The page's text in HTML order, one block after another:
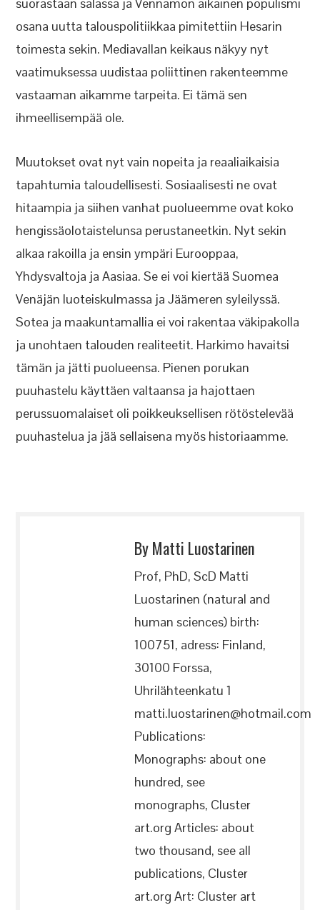
osana uutta talouspolitiikkaa pimitettiin Hesarin
toimesta sekin. Mediavallan keikaus näkyy nyt
vaatimuksessa uudistaa poliittinen rakenteemme
vastaaman aikamme tarpeita. Ei tämä sen
ihmeellisempää ole.
Muutokset ovat nyt vain nopeita ja reaaliaikaisia
tapahtumia taloudellisesti. Sosiaalisesti ne ovat
hitaampia ja siihen vanhat puolueemme ovat koko
hengissäolotaistelunsa perustaneetkin. Nyt sekin
alkaa rakoilla ja ensin ympäri Eurooppaa,
Yhdysvaltoja ja Aasiaa. Se ei voi kiertää Suomea
Venäjän luoteiskulmassa ja Jäämeren syleilyssä.
Sotea ja maakuntamallia ei voi rakentaa väkipakolla
ja unohtaen talouden realiteetit. Harkimo havaitsi
tämän ja jätti puolueensa. Pienen porukan
puuhastelu käyttäen valtaansa ja hajottaen
perussuomalaiset oli poikkeuksellisen rötöstelevää
puuhastelua ja jää sellaisena myös historiaamme.
By Matti Luostarinen
Prof, PhD, ScD Matti
Luostarinen (natural and
human sciences) birth:
100751, adress: Finland,
30100 Forssa,
Uhrilähteenkatu 1
matti.luostarinen@hotmail.com
Publications:
Monographs: about one
hundred, see
monographs, Cluster
art.org Articles: about
two thousand, see all
publications, Cluster
art.org Art: Cluster art